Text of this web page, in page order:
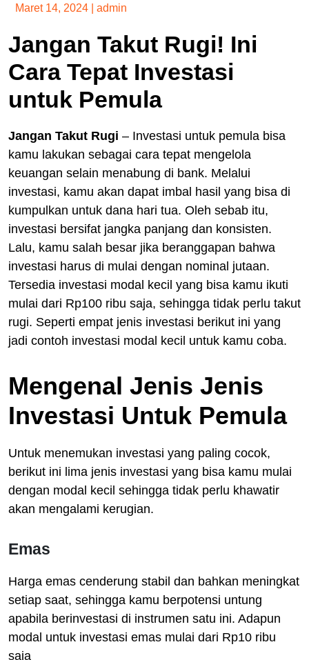
Maret 14, 2024 admin
Jangan Takut Rugi! Ini
Cara Tepat Investasi
untuk Pemula
Jangan Takut Rugi – Investasi untuk pemula bisa
kamu lakukan sebagai cara tepat mengelola
keuangan selain menabung di bank. Melalui
investasi, kamu akan dapat imbal hasil yang bisa di
kumpulkan untuk dana hari tua. Oleh sebab itu,
investasi bersifat jangka panjang dan konsisten.
Lalu, kamu salah besar jika beranggapan bahwa
investasi harus di mulai dengan nominal jutaan.
Tersedia investasi modal kecil yang bisa kamu ikuti
mulai dari Rp100 ribu saja, sehingga tidak perlu takut
rugi. Seperti empat jenis investasi berikut ini yang
jadi contoh investasi modal kecil untuk kamu coba.
Mengenal Jenis Jenis
Investasi Untuk Pemula
Untuk menemukan investasi yang paling cocok,
berikut ini lima jenis investasi yang bisa kamu mulai
dengan modal kecil sehingga tidak perlu khawatir
akan mengalami kerugian.
Emas
Harga emas cenderung stabil dan bahkan meningkat
setiap saat, sehingga kamu berpotensi untung
apabila berinvestasi di instrumen satu ini. Adapun
modal untuk investasi emas mulai dari Rp10 ribu
saja